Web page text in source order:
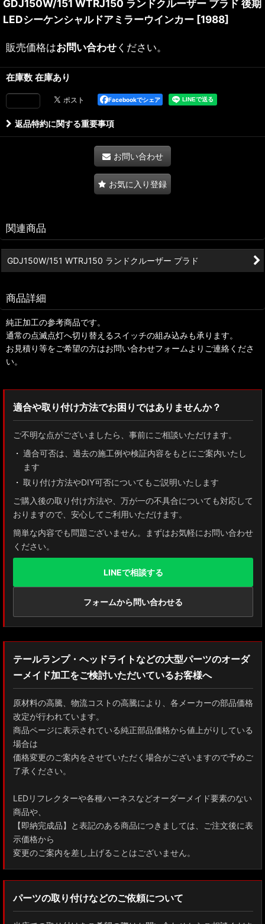
GDJ150W/151 WTRJ150 ランドクルーザー プラド 後期
LEDシーケンシャルドアミラーウインカー [1988]
販売価格はお問い合わせください。
在庫数 在庫あり
Facebookでシェア
返品特約に関する重要事項
お問い合わせ
お気に入り登録
関連商品
GDJ150W/151 WTRJ150 ランドクルーザー プラド
商品詳細
純正加工の参考商品です。
通常の点滅点灯へ切り替えるスイッチの組み込みも承ります。
お見積り等をご希望の方はお問い合わせフォームよりご連絡くださ
い。
適合や取り付け方法でお困りではありませんか？
ご不明な点がございましたら、事前にご相談いただけます。
適合可否は、過去の施工例や検証内容をもとにご案内いたし
ます
取り付け方法やDIY可否についてもご説明いたします
ご購入後の取り付け方法や、万が一の不具合についても対応して
おりますので、安心してご利用いただけます。
簡単な内容でも問題ございません。まずはお気軽にお問い合わせ
ください。
LINEで相談する
フォームから問い合わせる
テールランプ・ヘッドライトなどの大型パーツのオーダ
ーメイド加工をご検討いただいているお客様へ
原材料の高騰、物流コストの高騰により、各メーカーの部品価格
改定が行われています。
商品ページに表示されている純正部品価格から値上がりしている
場合は
価格変更のご案内をさせていただく場合がございますので予めご
了承ください。
LEDリフレクターや各種ハーネスなどオーダーメイド要素のない
商品や、
【即納完成品】と表記のある商品につきましては、ご注文後に表
示価格から
変更のご案内を差し上げることはございません。
パーツの取り付けなどのご依頼について